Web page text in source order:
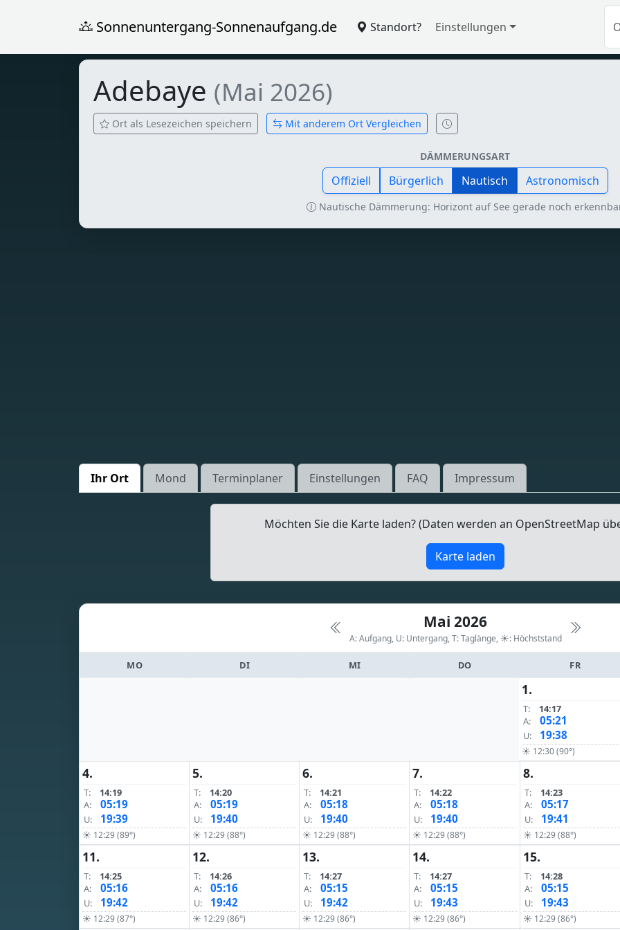
Sonnenuntergang-Sonnenaufgang.de Standort? Einstellungen
Adebaye (Mai 2026)
Ort als Lesezeichen speichern Mit anderem Ort Vergleichen
DÄMMERUNGSART
Offiziell Bürgerlich Nautisch Astronomisch
Nautische Dämmerung: Horizont auf See gerade noch
Ihr Ort Mond Terminplaner Einstellungen FAQ Impressum
Möchten Sie die Karte laden? (Daten werden an OpenStreetMap
Karte laden
Mai 2026
A: Aufgang, U: Untergang, T: Taglänge, ☀: Höchststand
MO DI MI DO FR
1.
T:
14:17
A:
05:21
U: 19:38
☀ 12:30 (90°)
4.
T:
14:19
A:
05:19
U: 19:39
☀ 12:29 (89°)
5.
T:
14:20
A:
05:19
U: 19:40
☀ 12:29 (88°)
6.
T:
14:21
A:
05:18
U: 19:40
☀ 12:29 (88°)
7.
T:
14:22
A:
05:18
U: 19:40
☀ 12:29 (88°)
8.
T:
14:23
A:
05:17
U: 19:41
☀ 12:29 (88°)
11.
T:
14:25
A:
05:16
U: 19:42
☀ 12:29 (87°)
12.
T:
14:26
A:
05:16
U: 19:42
☀ 12:29 (86°)
13.
T:
14:27
A:
05:15
U: 19:42
☀ 12:29 (86°)
14.
T:
14:27
A:
05:15
U: 19:43
☀ 12:29 (86°)
15.
T:
14:28
A:
05:15
U: 19:43
☀ 12:29 (86°)